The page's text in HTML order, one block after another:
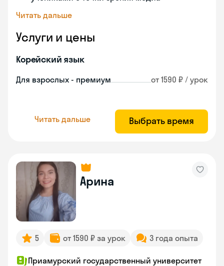
Читать дальше
Услуги и цены
Корейский язык
Для взрослых - премиум от 1590 ₽ / урок
Читать дальше Выбрать время
Арина
5 от 1590 ₽ за урок 3 года опыта
Приамурский государственный университет